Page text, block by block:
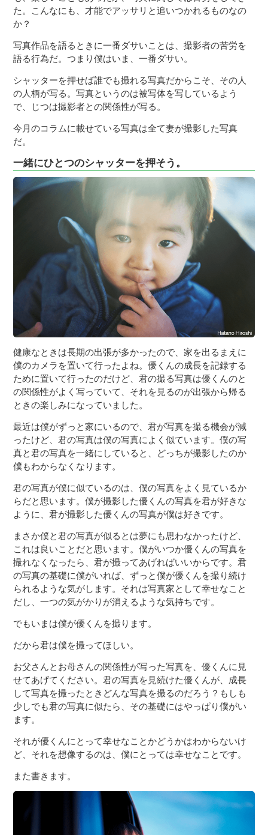
た。こんなにも、才能でアッサリと追いつかれるものなの
か？
写真作品を語るときに一番ダサいことは、撮影者の苦労を
語る行為だ。つまり僕はいま、一番ダサい。
シャッターを押せば誰でも撮れる写真だからこそ、その人
の人柄が写る。写真というのは被写体を写しているよう
で、じつは撮影者との関係性が写る。
今月のコラムに載せている写真は全て妻が撮影した写真
だ。
一緒にひとつのシャッターを押そう。
健康なときは長期の出張が多かったので、家を出るまえに
僕のカメラを置いて行ったよね。優くんの成長を記録する
ために置いて行ったのだけど、君の撮る写真は優くんのと
の関係性がよく写っていて、それを見るのが出張から帰る
ときの楽しみになっていました。
最近は僕がずっと家にいるので、君が写真を撮る機会が減
ったけど、君の写真は僕の写真によく似ています。僕の写
真と君の写真を一緒にしていると、どっちが撮影したのか
僕もわからなくなります。
君の写真が僕に似ているのは、僕の写真をよく見ているか
らだと思います。僕が撮影した優くんの写真を君が好きな
ように、君が撮影した優くんの写真が僕は好きです。
まさか僕と君の写真が似るとは夢にも思わなかったけど、
これは良いことだと思います。僕がいつか優くんの写真を
撮れなくなったら、君が撮ってあげればいいからです。君
の写真の基礎に僕がいれば、ずっと僕が優くんを撮り続け
られるような気がします。それは写真家として幸せなこと
だし、一つの気がかりが消えるような気持ちです。
でもいまは僕が優くんを撮ります。
だから君は僕を撮ってほしい。
お父さんとお母さんの関係性が写った写真を、優くんに見
せてあげてください。君の写真を見続けた優くんが、成長
して写真を撮ったときどんな写真を撮るのだろう？もしも
少しでも君の写真に似たら、その基礎にはやっぱり僕がい
ます。
それが優くんにとって幸せなことかどうかはわからないけ
ど、それを想像するのは、僕にとっては幸せなことです。
また書きます。